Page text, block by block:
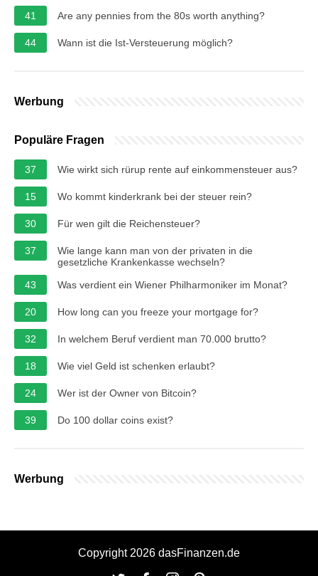
41 Are any pennies from the 80s worth anything?
44 Wann ist die Ist-Versteuerung möglich?
Werbung
Populäre Fragen
37 Wie wirkt sich rürup rente auf einkommensteuer aus?
15 Wo kommt kinderkrank bei der steuer rein?
30 Für wen gilt die Reichensteuer?
37
Wie lange kann man von der privaten in die
gesetzliche Krankenkasse wechseln?
43
Was verdient ein Wiener Philharmoniker im Monat?
20 How long can you freeze your mortgage for?
32 In welchem Beruf verdient man 70.000 brutto?
18 Wie viel Geld ist schenken erlaubt?
24 Wer ist der Owner von Bitcoin?
39 Do 100 dollar coins exist?
Werbung
Copyright 2026 dasFinanzen.de